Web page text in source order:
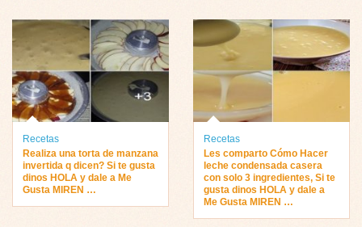
Recetas
Realiza una torta de manzana
invertida q dicen? Si te gusta
dinos HOLA y dale a Me
Gusta MIREN …
Recetas
Les comparto Cómo Hacer
leche condensada casera
con solo 3 ingredientes, Si te
gusta dinos HOLA y dale a
Me Gusta MIREN …